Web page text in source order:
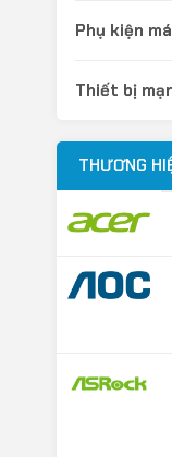
Phụ kiện
Thiết bị
THƯƠNG